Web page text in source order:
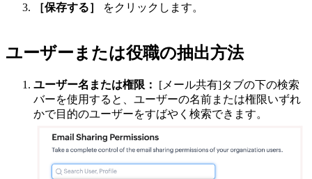
［保存する］
をクリックします。
ユーザーまたは役職の抽出方法
ユーザー名または権限： [メール共有]タブの下の検索
バーを使用すると、ユーザーの名前または権限いずれ
かで目的のユーザーをすばやく検索できます。